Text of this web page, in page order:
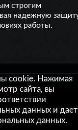
строгим
надежную
работы.
cookie. Нажимая
сайта, вы
данных и
данных.